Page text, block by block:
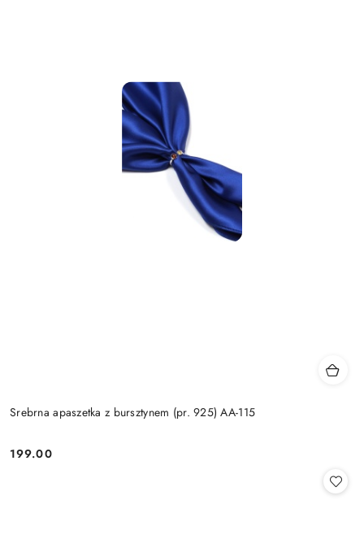
Srebrna apaszetka z bursztynem (pr. 925) AA-115
Cena:
199.00